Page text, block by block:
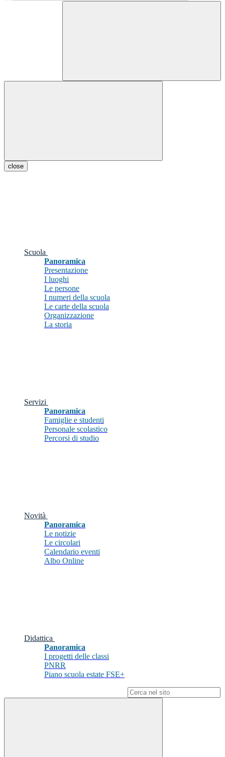
close
Scuola
Panoramica
Presentazione
I luoghi
Le persone
I numeri della scuola
Le carte della scuola
Organizzazione
La storia
Servizi
Panoramica
Famiglie e studenti
Personale scolastico
Percorsi di studio
Novità
Panoramica
Le notizie
Le circolari
Calendario eventi
Albo Online
Didattica
Panoramica
I progetti delle classi
PNRR
Piano scuola estate FSE+